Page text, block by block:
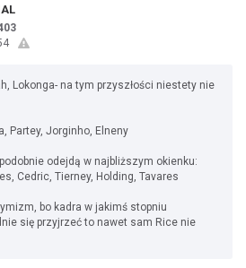
Lokonga- na tym przyszłości niestety nie
Partey, Jorginho, Elneny
odejdą w najbliższym okienku:
Cedric, Tierney, Holding, Tavares
bo kadra w jakimś stopniu
się przyjrzeć to nawet sam Rice nie